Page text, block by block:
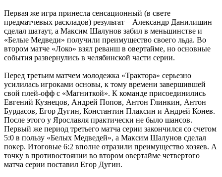
Первая же игра принесла сенсационный (в свете
предматчевых раскладов) результат – Александр Данилишин
сделал шатаут, а Максим Шалунов забил в меньшинстве и
«Белые Медведи» получили преимущество своего льда. Во
втором матче «Локо» взял реванш в овертайме, но основные
события развернулись в челябинской части серии.
Перед третьим матчем молодежка «Трактора» серьезно
усилилась игроками основы, к тому времени завершившей
свой плей-офф с «Магниткой». К команде присоединились
Евгений Кузнецов, Андрей Попов, Антон Глинкин, Антон
Бурдасов, Егор Дугин, Константин Плаксин и Андрей Конев.
После этого у Ярославля практически не было шансов.
Первый же период третьего матча серии закончился со счетом
5:0 в пользу «Белых Медведей», а Максим Шалунов сделал
покер. Итоговые 6:2 вполне отразили преимущество хозяев. А
точку в противостоянии во втором овертайме четвертого
матча серии поставил Егор Дугин.